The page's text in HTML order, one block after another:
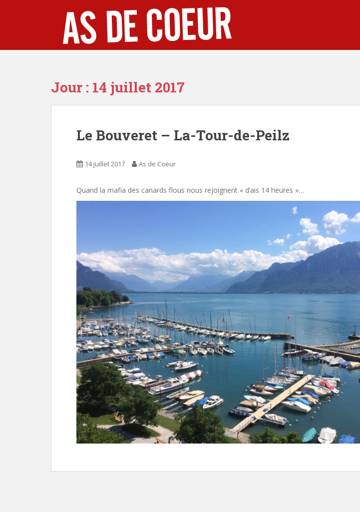
t
Jour : 14 juillet 2017
Le Bouveret – La-Tour-de-Peilz
14 juillet 2017 As de Coeur
Quand la mafia des canards flous nous rejoignent « d’ais 14 heures »…